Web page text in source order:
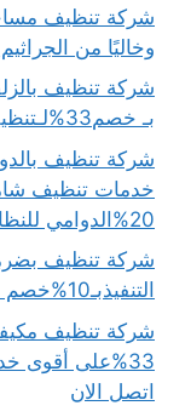
شركة تنظيف
وخاليًا من الجراثيم بـ
شركة تنظيف
بـ خصم33%لـتنظيف منزلك بالزلفي اتصل بنا الان
شركة تنظيف
خدمات تنظيف
20%الدوامي للنظافة: بريق يدوم اتصل بنا الان
شركة تنظيف
التنفيذبـ10%خصم عند الاتصال اتصل بنا الان
شركة تنظيف
اتصل الان